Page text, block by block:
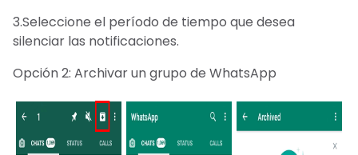
3.Seleccione el período de tiempo que desea
silenciar las notificaciones.
Opción 2: Archivar un grupo de WhatsApp